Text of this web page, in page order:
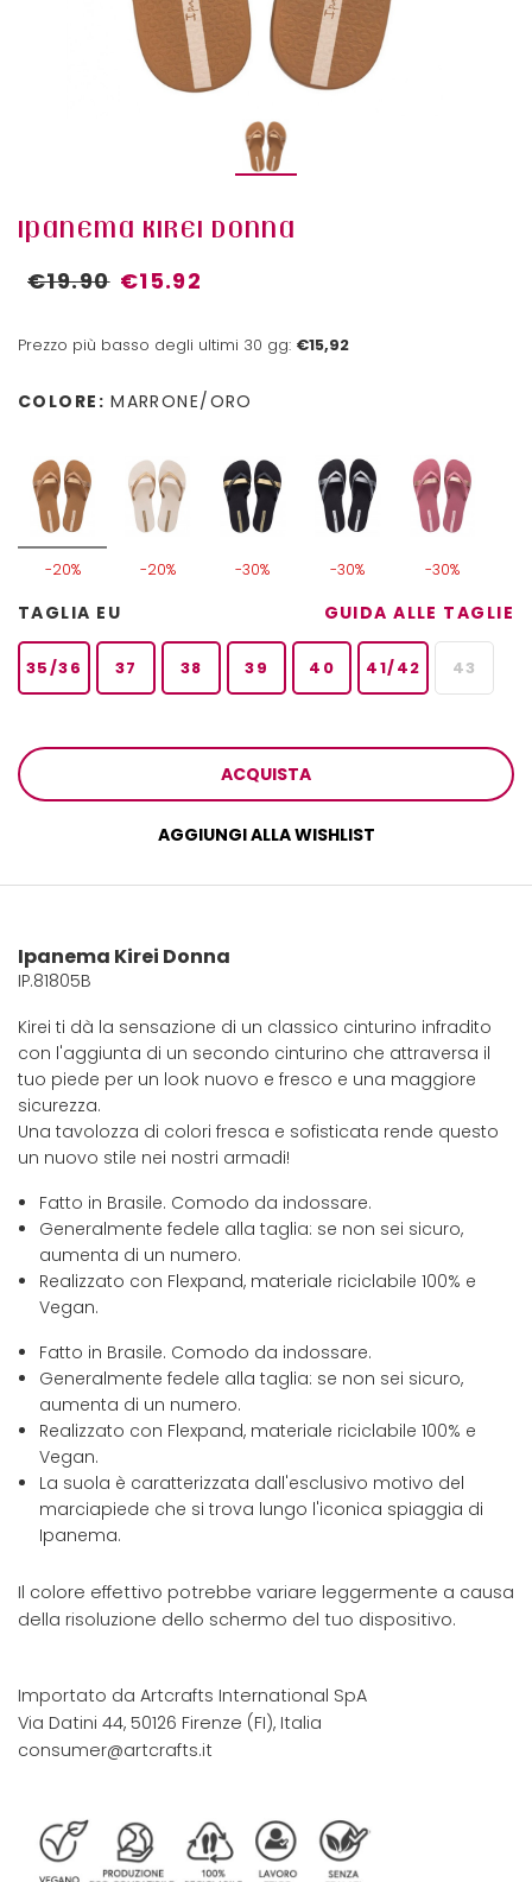
IPANEMA KIREI DONNA
€19.90 €15.92
Prezzo più basso degli ultimi 30 gg: €15,92
COLORE: MARRONE/ORO
-20% -20% -30% -30% -30%
TAGLIA EU GUIDA ALLE TAGLIE
35/36 37 38 39 40 41/42 43
ACQUISTA
AGGIUNGI ALLA WISHLIST
Ipanema Kirei Donna
IP.81805B
Kirei ti dà la sensazione di un classico cinturino infradito
con l'aggiunta di un secondo cinturino che attraversa il
tuo piede per un look nuovo e fresco e una maggiore
sicurezza.
Una tavolozza di colori fresca e sofisticata rende questo
un nuovo stile nei nostri armadi!
Fatto in Brasile. Comodo da indossare.
Generalmente fedele alla taglia: se non sei sicuro,
aumenta di un numero.
Realizzato con Flexpand, materiale riciclabile 100% e
Vegan.
Fatto in Brasile. Comodo da indossare.
Generalmente fedele alla taglia: se non sei sicuro,
aumenta di un numero.
Realizzato con Flexpand, materiale riciclabile 100% e
Vegan.
La suola è caratterizzata dall'esclusivo motivo del
marciapiede che si trova lungo l'iconica spiaggia di
Ipanema.
Il colore effettivo potrebbe variare leggermente a causa
della risoluzione dello schermo del tuo dispositivo.
Importato da Artcrafts International SpA
Via Datini 44, 50126 Firenze (FI), Italia
consumer@artcrafts.it